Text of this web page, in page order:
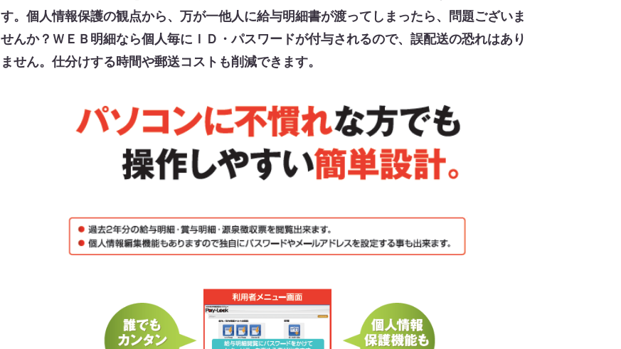
す。個人情報保護の観点から、万が一他人に給与明細書が渡ってしまったら、問題ございま
せんか？ＷＥＢ明細なら個人毎にＩＤ・パスワードが付与されるので、誤配送の恐れはあり
ません。仕分けする時間や郵送コストも削減できます。